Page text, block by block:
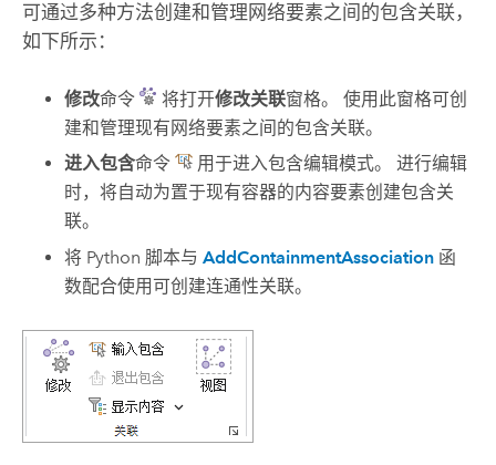
可通过多种方法创建和管理网络要素之间的包含关联，
如下所示：
修改命令 将打开修改关联窗格。 使用此窗格可创
建和管理现有网络要素之间的包含关联。
进入包含命令
用于进入包含编辑模式。 进行编辑
时，将自动为置于现有容器的内容要素创建包含关
联。
将 Python 脚本与AddContainmentAssociation 函
数配合使用可创建连通性关联。